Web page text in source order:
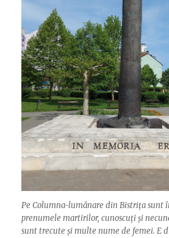
Pe Columna-lumânare din Bistrița sunt
prenumele martirilor, cunoscuți și
sunt trecute și multe nume de femei. E